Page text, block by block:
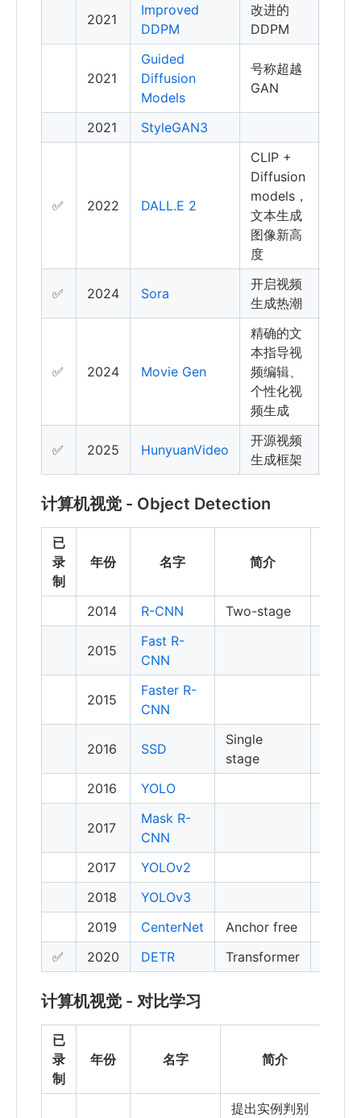
2021
Improved
DDPM
改进的
DDPM
2021
Guided
Diffusion
Models
号称超越
GAN
2021 StyleGAN3
✅ 2022 DALL.E 2
CLIP +
Diffusion
models，
文本生成
图像新高
度
✅ 2024 Sora
开启视频
生成热潮
✅ 2024 Movie Gen
精确的文
本指导视
频编辑、
个性化视
频生成
✅ 2025 HunyuanVideo
开源视频
生成框架
计算机视觉 - Object Detection
已
录
制
年份 名字 简介
2014 R-CNN Two-stage
2015
Fast R-
CNN
2015
Faster R-
CNN
2016 SSD
Single
stage
2016
YOLO
2017
Mask R-
CNN
2017
YOLOv2
2018
YOLOv3
2019
CenterNet
Anchor free
✅
2020 DETR Transformer
计算机视觉 - 对比学习
已
录
制
年份 名字 简介
提出实例判别